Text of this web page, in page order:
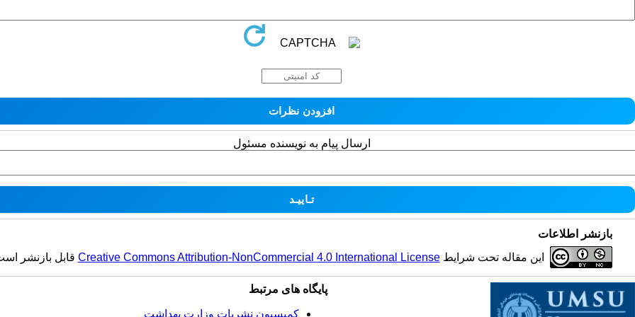
ارسال پیام به نویسنده مسئول
بازنشر اطلاعات
این مقاله تحت شرایطCreative Commons Attribution-NonCommercial 4.0 International License قابل بازنشر
پایگاه های مرتبط
کمیسیون نشریات وزارت بهداشت